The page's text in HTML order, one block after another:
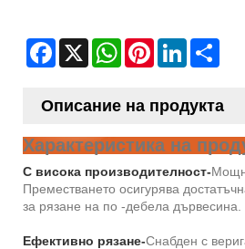
Facebook
X WhatsAppPinterestLinkedIn
Описание на продукта
Характеристика на
С висока производителност-
Преместването осигурява
за рязане на по -дебела дървесина.
Ефективно рязане-Снабден с